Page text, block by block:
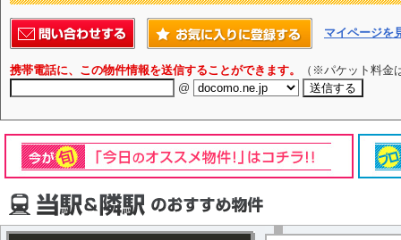
マイページを
携帯電話に、この物件情報を送信することができます。
（※パケット料金
@